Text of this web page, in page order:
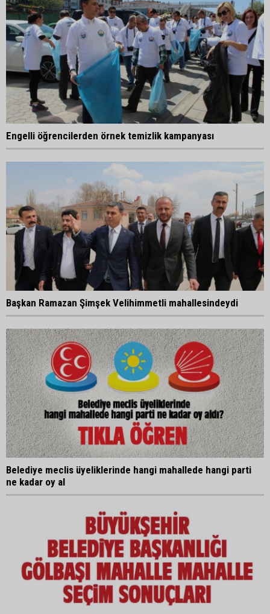
Engelli öğrencilerden örnek temizlik kampanyası
Başkan Ramazan Şimşek Velihimmetli mahallesindeydi
Belediye meclis üyeliklerinde hangi mahallede hangi parti
ne kadar oy al